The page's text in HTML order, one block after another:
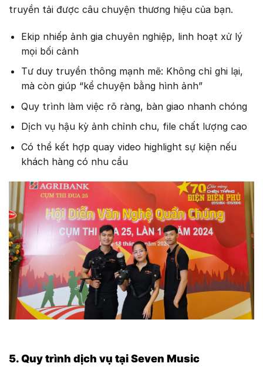
truyền tải được câu chuyện thương hiệu của bạn.
Ekip nhiếp ảnh gia chuyên nghiệp, linh hoạt xử lý
mọi bối cảnh
Tư duy truyền thông mạnh mẽ: Không chỉ ghi lại,
mà còn giúp “kể chuyện bằng hình ảnh”
Quy trình làm việc rõ ràng, bàn giao nhanh chóng
Dịch vụ hậu kỳ ảnh chỉnh chu, file chất lượng cao
Có thể kết hợp quay video highlight sự kiện nếu
khách hàng có nhu cầu
5. Quy trình dịch vụ tại Seven Music